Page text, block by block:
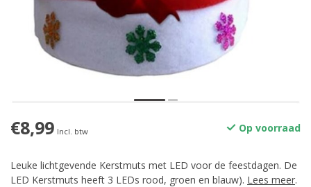
€8,99 Incl. btw Op voorraad
Leuke lichtgevende Kerstmuts met LED voor de feestdagen. De
LED Kerstmuts heeft 3 LEDs rood, groen en blauw). Lees meer.